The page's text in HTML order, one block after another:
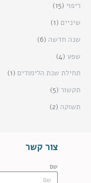
ריפוי (15)
שיניים (1)
שנה חדשה (6)
שפע (4)
תחילת שנת הלימודים (1)
תקשור (5)
תשוקה (2)
צור קשר
שם